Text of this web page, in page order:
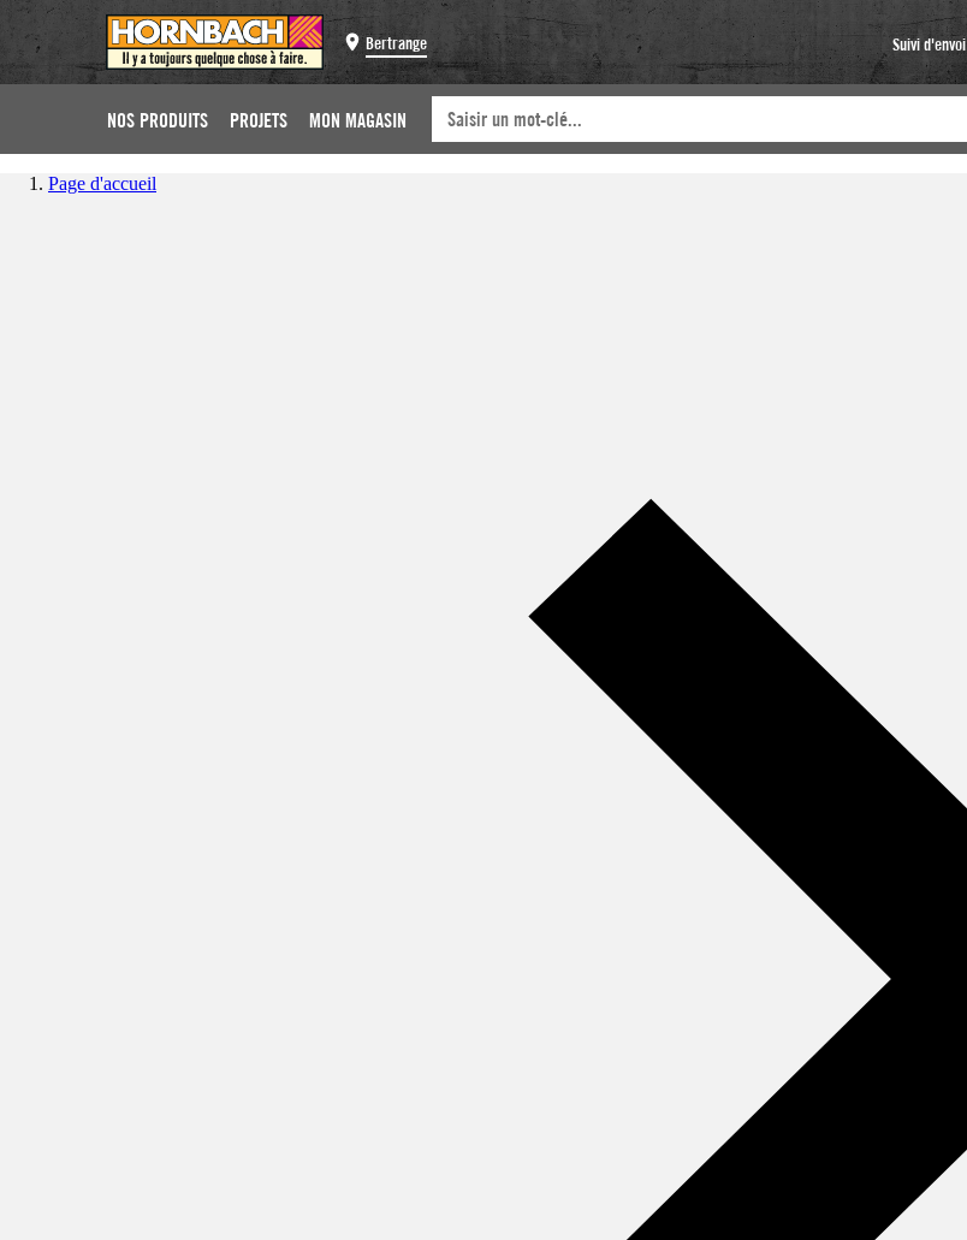
Bertrange Suivi d'envoi
NOS PRODUITS PROJETS MON MAGASIN
Page d'accueil